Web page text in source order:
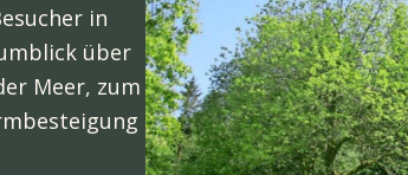
in
über
Meer, zum